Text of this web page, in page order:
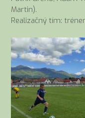
Martin).
Realizačný tím: